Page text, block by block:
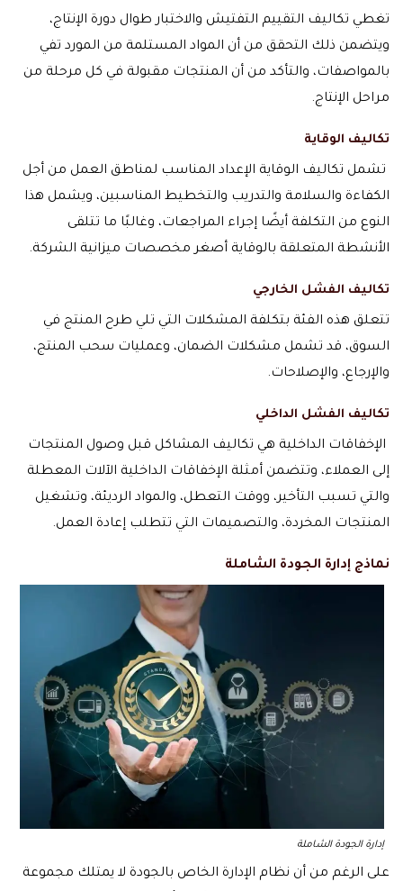
تغطي تكاليف التقييم التفتيش والاختبار طوال دورة الإنتاج،
ويتضمن ذلك التحقق من أن المواد المستلمة من المورد تفي
بالمواصفات، والتأكد من أن المنتجات مقبولة في كل مرحلة من
مراحل الإنتاج.
تكاليف الوقاية
تشمل تكاليف الوقاية الإعداد المناسب لمناطق العمل من أجل
الكفاءة والسلامة والتدريب والتخطيط المناسبين، ويشمل هذا
النوع من التكلفة أيضًا إجراء المراجعات، وغالبًا ما تتلقى
الأنشطة المتعلقة بالوقاية أصغر مخصصات ميزانية الشركة.
تكاليف الفشل الخارجي
تتعلق هذه الفئة بتكلفة المشكلات التي تلي طرح المنتج في
السوق، قد تشمل مشكلات الضمان، وعمليات سحب المنتج،
والإرجاع، والإصلاحات.
تكاليف الفشل الداخلي
الإخفاقات الداخلية هي تكاليف المشاكل قبل وصول المنتجات
إلى العملاء، وتتضمن أمثلة الإخفاقات الداخلية الآلات المعطلة
والتي تسبب التأخير، ووقت التعطل، والمواد الرديئة، وتشغيل
المنتجات المخردة، والتصميمات التي تتطلب إعادة العمل.
نماذج إدارة الجودة الشاملة
إدارة الجودة الشاملة
على الرغم من أن نظام الإدارة الخاص بالجودة لا يمتلك مجموعة